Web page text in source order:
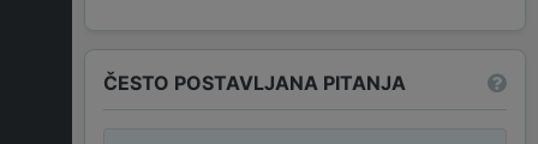
ČESTO POSTAVLJANA PITANJA